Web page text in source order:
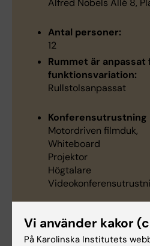
Alfred Nobels Allé 8,
Antal personer:
12
Rummet är anpassat
funktionsvariation:
Rullstolsanpassat
Konferensutrustning
Motordriven filmduk,
Whiteboard
Projektor
Högtalare
Vi använder kakor
På Karolinska Institutets